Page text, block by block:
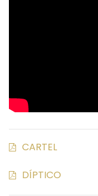
CARTEL
DÍPTICO